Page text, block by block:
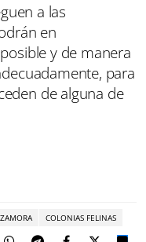
a las
en
y de manera
para
de alguna de
COLONIAS FELINAS